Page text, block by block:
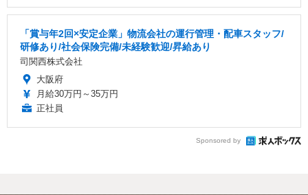
「賞与年2回×安定企業」物流会社の運行管理・配車スタッフ/
研修あり/社会保険完備/未経験歓迎/昇給あり
司関西株式会社
大阪府
月給30万円～35万円
正社員
Sponsored by